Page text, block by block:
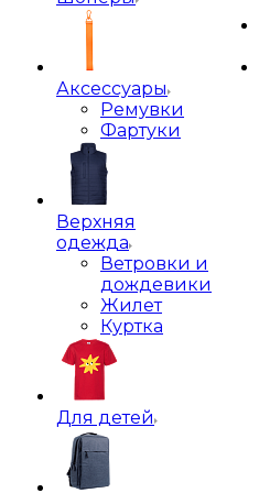
Аксессуары
Ремувки
Фартуки
Верхняя
одежда
Ветровки и
дождевики
Жилет
Куртка
Для детей